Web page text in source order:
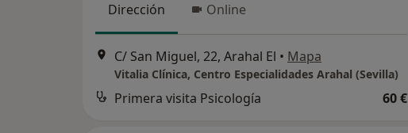
Dirección Online
C/ San Miguel, 22, Arahal El • Mapa
Vitalia Clínica, Centro Especialidades Arahal (Sevilla)
Primera visita Psicología 60 €